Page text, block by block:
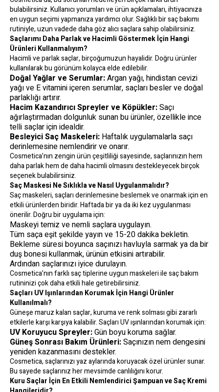
bulabilirsiniz. Kullanıcı yorumları ve ürün açıklamaları, ihtiyacınıza
en uygun seçimi yapmanıza yardımcı olur. Sağlıklı bir saç bakımı
rutiniyle, uzun vadede daha göz alıcı saçlara sahip olabilirsiniz.
Saçlarımı Daha Parlak ve Hacimli Göstermek İçin Hangi
Ürünleri Kullanmalıyım?
Hacimli ve parlak saçlar, birçoğumuzun hayalidir. Doğru ürünler
kullanılarak bu görünüm kolayca elde edilebilir.
Doğal Yağlar ve Serumlar:Argan yağı, hindistan cevizi
yağı ve E vitamini içeren serumlar, saçları besler ve doğal
parlaklığı artırır.
Hacim Kazandırıcı Spreyler ve Köpükler:Saçı
ağırlaştırmadan dolgunluk sunan bu ürünler, özellikle ince
telli saçlar için idealdir.
Besleyici Saç Maskeleri: Haftalık uygulamalarla saçı
derinlemesine nemlendirir ve onarır.
Cosmetica’nın zengin ürün çeşitliliği sayesinde, saçlarınızın hem
daha parlak hem de daha hacimli olmasını destekleyecek birçok
seçenek bulabilirsiniz.
Saç Maskesi Ne Sıklıkla ve Nasıl Uygulanmalıdır?
Saç maskeleri, saçları derinlemesine beslemek ve onarmak için en
etkili ürünlerden biridir. Haftada bir ya da iki kez uygulanması
önerilir. Doğru bir uygulama için:
Maskeyi temiz ve nemli saçlara uygulayın.
Tüm saça eşit şekilde yayın ve 15-20 dakika bekletin.
Bekleme süresi boyunca saçınızı havluyla sarmak ya da bir
duş bonesi kullanmak, ürünün etkisini artırabilir.
Ardından saçlarınızı iyice durulayın.
Cosmetica’nın farklı saç tiplerine uygun maskeleri ile saç bakım
rutininizi çok daha etkili hale getirebilirsiniz.
Saçları UV Işınlarından Korumak İçin Hangi Ürünler
Kullanılmalı?
Güneşe maruz kalan saçlar, kuruma ve renk solması gibi zararlı
etkilerle karşı karşıya kalabilir. Saçları UV ışınlarından korumak için:
UV Koruyucu Spreyler:Gün boyu koruma sağlar.
Güneş Sonrası Bakım Ürünleri:Saçınızın nem dengesini
yeniden kazanmasını destekler.
Cosmetica, saçlarınızı yaz aylarında koruyacak özel ürünler sunar.
Bu sayede saçlarınız her mevsimde canlılığını korur.
Kuru Saçlar İçin En Etkili Nemlendirici Şampuan ve Saç Kremi